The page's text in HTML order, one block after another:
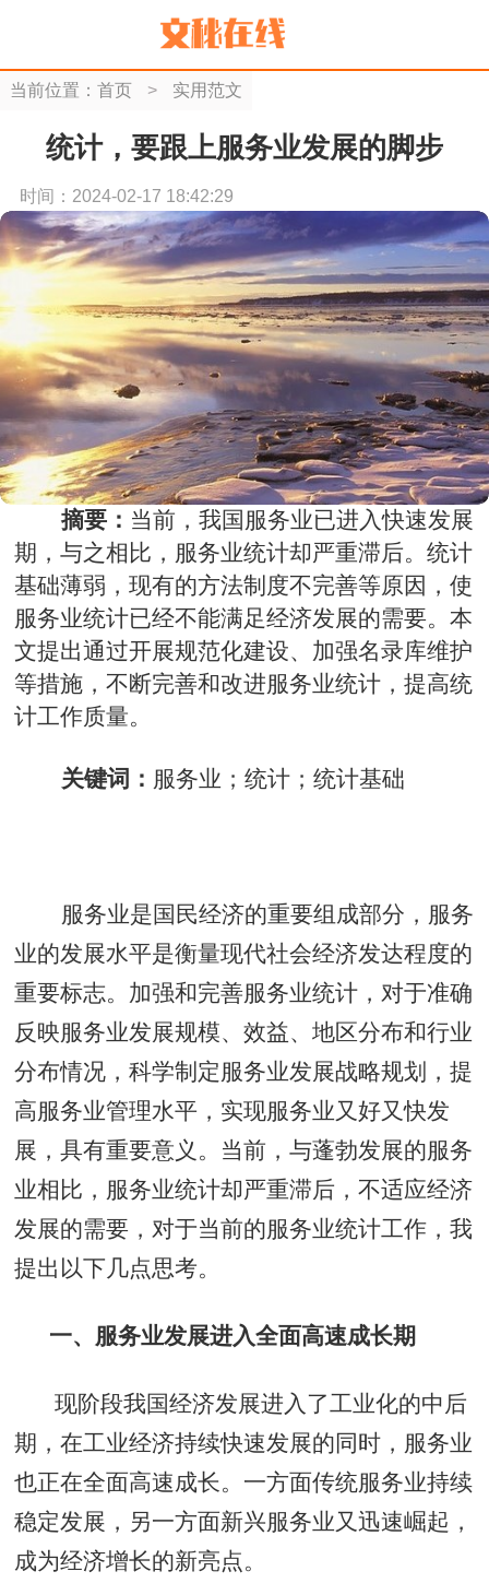
当前位置： 首页 > 实用范文
统计，要跟上服务业发展的脚步
时间：2024-02-17 18:42:29
摘要： 当前，我国服务业已进入快速发展
期，与之相比，服务业统计却严重滞后。统计
基础薄弱 ，现有的方法制度不完善等原因，使
服务业统计已经不能满足经济发展的需要。本
文提出通过开展规范化建设、加强名录库维护
等措施，不断完善和改进服务业统计 ，提高统
计工作质量。
关键词： 服务业 ；统计 ；统计基础
服务业是国民经济的重要组成部分，服务
业的发展水平是衡量现代社会经济发达程度的
重要标志。加强和完善服务业统计，对于准确
反映服务业发展规模、效益、地区分布和行业
分布情况，科学制定服务业发展战略规划，提
高服务业管理水平，实现服务业又好又快发
展，具有重要意义。当前，与蓬勃发展的服务
业相比，服务业统计却严重滞后，不适应经济
发展的需要 ， 对于当前的服务业统计工作，我
提出以下几点思考。
一、服务业发展进入全面高速成长期
现阶段我国经济发展进入了工业化的中后
期，在工业经济持续快速发展的同时，服务业
也正在全面高速成长。一方面传统服务业持续
稳定发展，另一方面新兴服务业又迅速崛起，
成为经济增长的新亮点。